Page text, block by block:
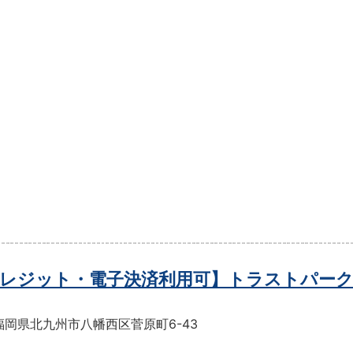
レジット・電子決済利用可】トラストパー
岡県北九州市八幡西区菅原町6-43